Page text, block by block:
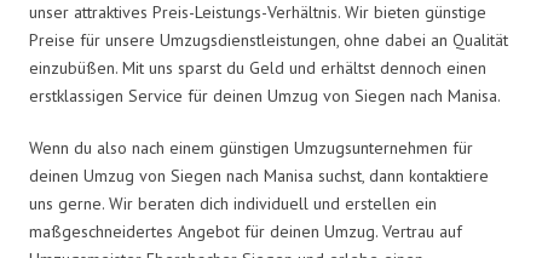
unser attraktives Preis-Leistungs-Verhältnis. Wir bieten günstige
Preise für unsere Umzugsdienstleistungen, ohne dabei an Qualität
einzubüßen. Mit uns sparst du Geld und erhältst dennoch einen
erstklassigen Service für deinen Umzug von Siegen nach Manisa.
Wenn du also nach einem günstigen Umzugsunternehmen für
deinen Umzug von Siegen nach Manisa suchst, dann kontaktiere
uns gerne. Wir beraten dich individuell und erstellen ein
maßgeschneidertes Angebot für deinen Umzug. Vertrau auf